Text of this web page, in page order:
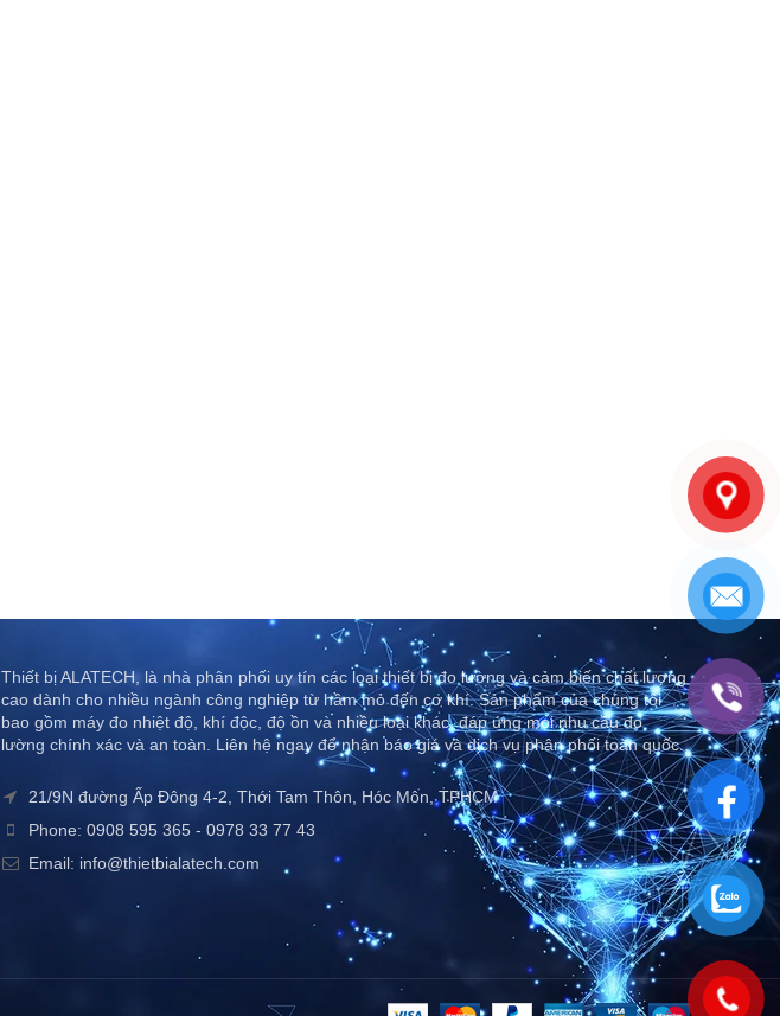
Thiết bị ALATECH, là nhà phân phối uy tín các loại thiết bị đo lường và cảm biến chất lượng
cao dành cho nhiều ngành công nghiệp từ hầm mỏ đến cơ khí. Sản phẩm của chúng tôi
bao gồm máy đo nhiệt độ, khí độc, độ ồn và nhiều loại khác, đáp ứng mọi nhu cầu đo
lường chính xác và an toàn. Liên hệ ngay để nhận báo giá và dịch vụ phân phối toàn quốc..
21/9N đường Ấp Đông 4-2, Thới Tam Thôn, Hóc Môn, TPHCM
Phone: 0908 595 365 - 0978 33 77 43
Email: info@thietbialatech.com